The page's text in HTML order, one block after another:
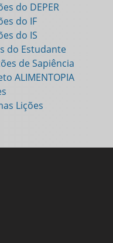
do DEPER
do IF
do IS
do Estudante
de Sapiência
ALIMENTOPIA
Lições